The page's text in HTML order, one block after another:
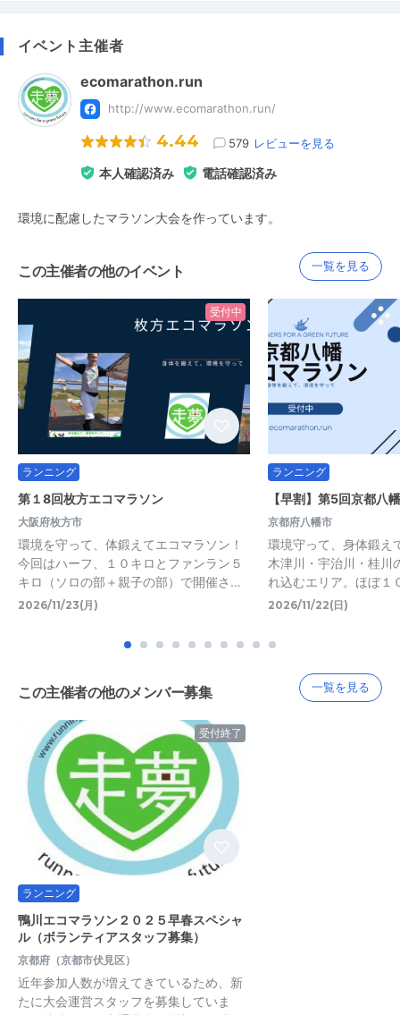
イベント主催者
ecomarathon.run
http://www.ecomarathon.run/
4.44 579 レビューを見る
本人確認済み 電話確認済み
環境に配慮したマラソン大会を作っています。
この主催者の他のイベント 一覧を見る
受付中
ランニング
第１8回枚方エコマラソン
大阪府枚方市
環境を守って、体鍛えてエコマラソン！
今回はハーフ、１０キロとファンラン５
キロ（ソロの部＋親子の部）で開催さ…
2026/11/23(月)
ランニング
【早割】第5回京都八
京都府八幡市
環境守って、身体鍛え
木津川・宇治川・桂川
れ込むエリア。ほぼ１
2026/11/22(日)
この主催者の他のメンバー募集 一覧を見る
受付終了
ランニング
鴨川エコマラソン２０２５早春スペシャ
ル（ボランティアスタッフ募集）
京都府（京都市伏見区）
近年参加人数が増えてきているため、新
たに大会運営スタッフを募集していま